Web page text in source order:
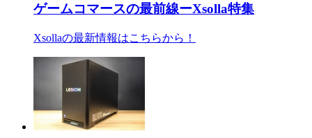
ゲームコマースの最前線ーXsolla特集
Xsollaの最新情報はこちらから！